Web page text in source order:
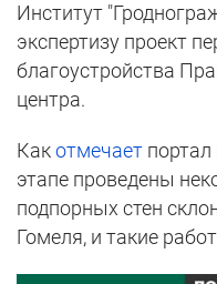
Институт
экспертизу проект
благоустройства
центра.
Какотмечает
этапе проведены
подпорных стен
Гомеля, и такие